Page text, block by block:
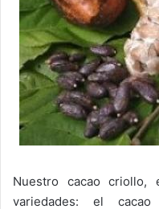
Nuestro cacao criollo,
variedades: el cacao